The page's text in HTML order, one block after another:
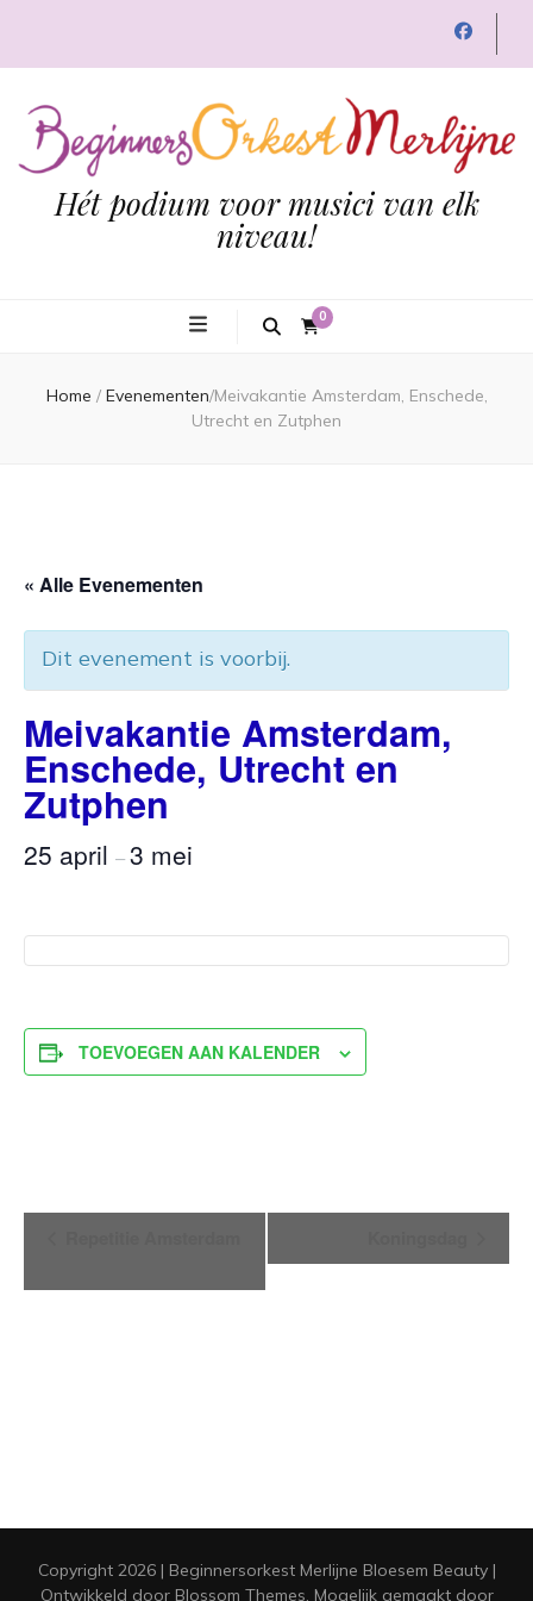
Hét podium voor musici van elk
niveau!
0
Home / Evenementen/Meivakantie Amsterdam, Enschede,
Utrecht en Zutphen
« Alle Evenementen
Dit evenement is voorbij.
Meivakantie Amsterdam,
Enschede, Utrecht en
Zutphen
25 april –3 mei
TOEVOEGEN AAN KALENDER
Copyright 2026 | Beginnersorkest Merlijne Bloesem Beauty |
Ontwikkeld door Blossom Themes. Mogelijk gemaakt door